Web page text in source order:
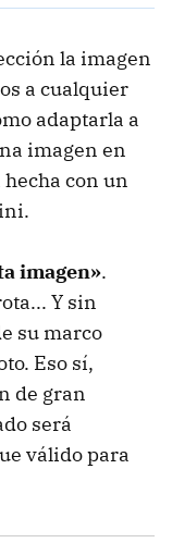
la imagen
a cualquier
adaptarla a
imagen en
con un
imagen».
Y sin
su marco
Eso sí,
de gran
será
válido para